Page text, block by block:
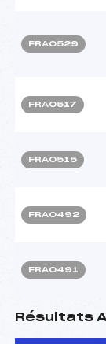
FRA0529
FRA0517
FRA0515
FRA0492
FRA0491
Résultats